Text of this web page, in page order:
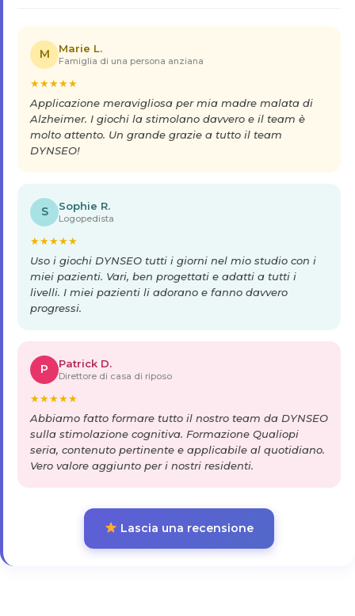
M Marie L.
Famiglia di una persona anziana
★★★★★
Applicazione meravigliosa per mia madre malata di
Alzheimer. I giochi la stimolano davvero e il team è
molto attento. Un grande grazie a tutto il team
DYNSEO!
S Sophie R.
Logopedista
★★★★★
Uso i giochi DYNSEO tutti i giorni nel mio studio con i
miei pazienti. Vari, ben progettati e adatti a tutti i
livelli. I miei pazienti li adorano e fanno davvero
progressi.
P Patrick D.
Direttore di casa di riposo
★★★★★
Abbiamo fatto formare tutto il nostro team da DYNSEO
sulla stimolazione cognitiva. Formazione Qualiopi
seria, contenuto pertinente e applicabile al quotidiano.
Vero valore aggiunto per i nostri residenti.
Lascia una recensione